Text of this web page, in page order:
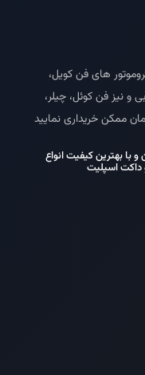
های فن کویل،
نیز فن کوئل، چیلر،
ممکن خریداری نمایید
با بهترین کیفیت انواع
داکت اسپلیت